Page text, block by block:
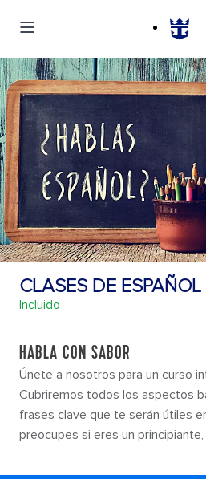
CLASES DE ESPAÑOL
Incluido
HABLA CON SABOR
Únete a nosotros para un curso
Cubriremos todos los aspectos
frases clave que te serán útiles
preocupes si eres un